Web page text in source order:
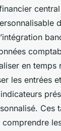
en temps
les entrées
Ces